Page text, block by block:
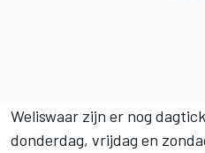
Weliswaar zijn er nog
donderdag, vrijdag en